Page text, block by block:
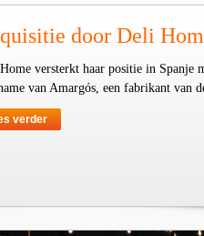
door Deli
versterkt haar positie in Spanje
van Amargós, een fabrikant van
verder